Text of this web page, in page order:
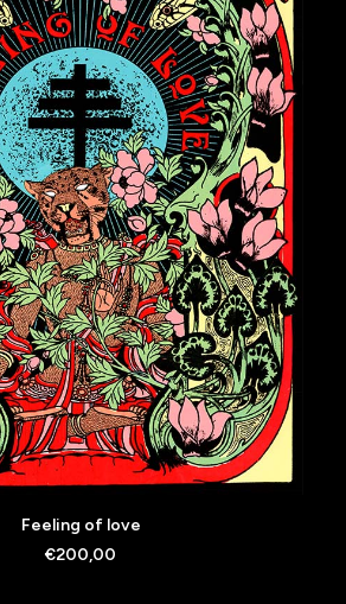
AJOUTER AU PANIER
Feeling of love
€200,00